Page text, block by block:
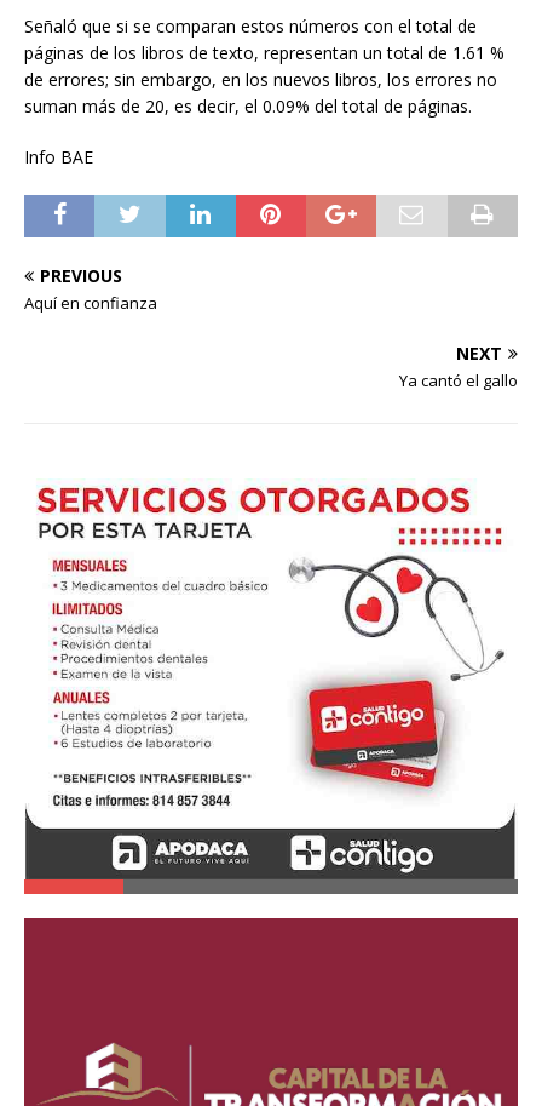
Señaló que si se comparan estos números con el total de
páginas de los libros de texto, representan un total de 1.61 %
de errores; sin embargo, en los nuevos libros, los errores no
suman más de 20, es decir, el 0.09% del total de páginas.
Info BAE
PREVIOUS
Aquí en confianza
NEXT
Ya cantó el gallo